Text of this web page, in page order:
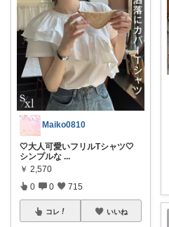
Maiko0810
🤍大人可愛いフリルTシャツ🤍
シンプルな ...
￥ 2,570
0 0 715
コレ いいね